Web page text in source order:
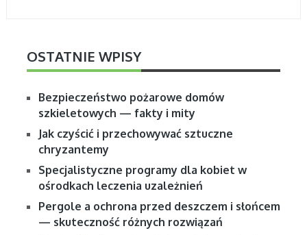
OSTATNIE WPISY
Bezpieczeństwo pożarowe domów
szkieletowych — fakty i mity
Jak czyścić i przechowywać sztuczne
chryzantemy
Specjalistyczne programy dla kobiet w
ośrodkach leczenia uzależnień
Pergole a ochrona przed deszczem i słońcem
— skuteczność różnych rozwiązań